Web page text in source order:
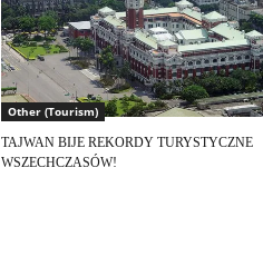
Other (Tourism)
TAJWAN BIJE REKORDY TURYSTYCZNE
WSZECHCZASÓW!